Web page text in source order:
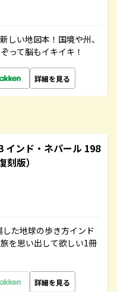
しい地図本！国境や州、
って脳もイキイキ！
詳細を見る
インド・ネパール 198
版）
た地球の歩き方インド
を思い出して欲しい1冊
詳細を見る